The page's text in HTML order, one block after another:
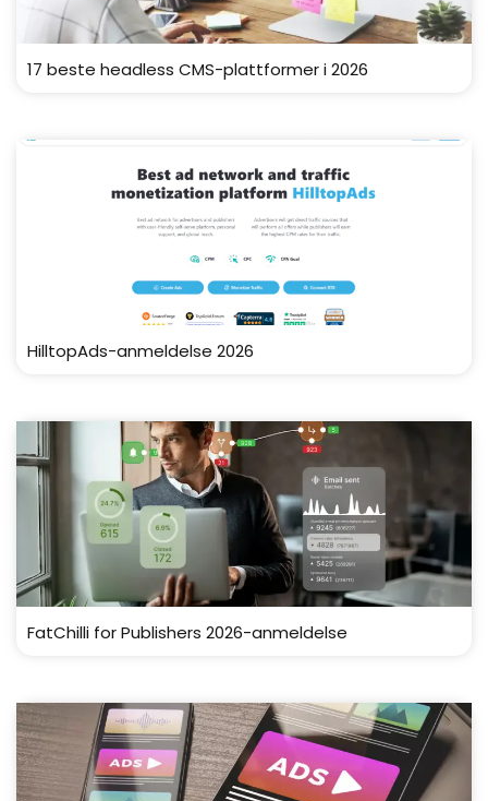
17 beste headless CMS-plattformer i 2026
HilltopAds-anmeldelse 2026
FatChilli for Publishers 2026-anmeldelse